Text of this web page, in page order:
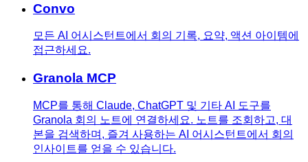
Convo
모든 AI 어시스턴트에서 회의 기록, 요약, 액션 아이템에
접근하세요.
Granola MCP
MCP를 통해 Claude, ChatGPT 및 기타 AI 도구를
Granola 회의 노트에 연결하세요. 노트를 조회하고, 대
본을 검색하며, 즐겨 사용하는 AI 어시스턴트에서 회의
인사이트를 얻을 수 있습니다.